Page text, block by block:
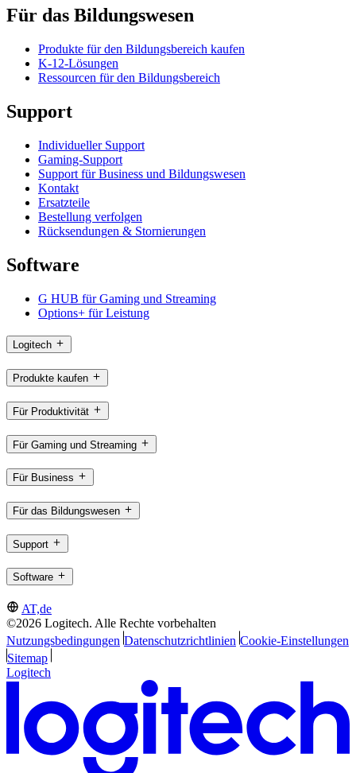
Für das Bildungswesen
Produkte für den Bildungsbereich kaufen
K-12-Lösungen
Ressourcen für den Bildungsbereich
Support
Individueller Support
Gaming-Support
Support für Business und Bildungswesen
Kontakt
Ersatzteile
Bestellung verfolgen
Rücksendungen & Stornierungen
Software
G HUB für Gaming und Streaming
Options+ für Leistung
Logitech
Produkte kaufen
Für Produktivität
Für Gaming und Streaming
Für Business
Für das Bildungswesen
Support
Software
AT,de
©2026 Logitech. Alle Rechte vorbehalten
Nutzungsbedingungen Datenschutzrichtlinien Cookie-Einstellungen
Sitemap
Logitech